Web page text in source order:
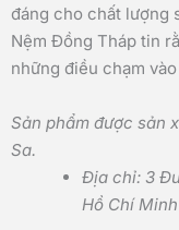
đáng cho chất lượng
Nệm Đồng Tháp tin
những điều chạm
Sản phẩm được sản
Sa.
Địa chỉ: 3
Hồ Chí Minh